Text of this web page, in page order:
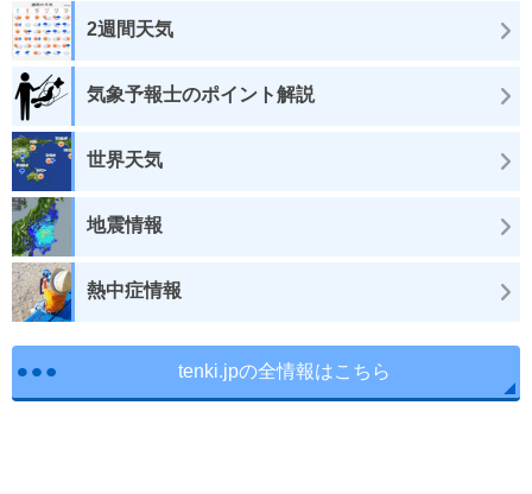
2週間天気
気象予報士のポイント解説
世界天気
地震情報
熱中症情報
tenki.jpの全情報はこちら